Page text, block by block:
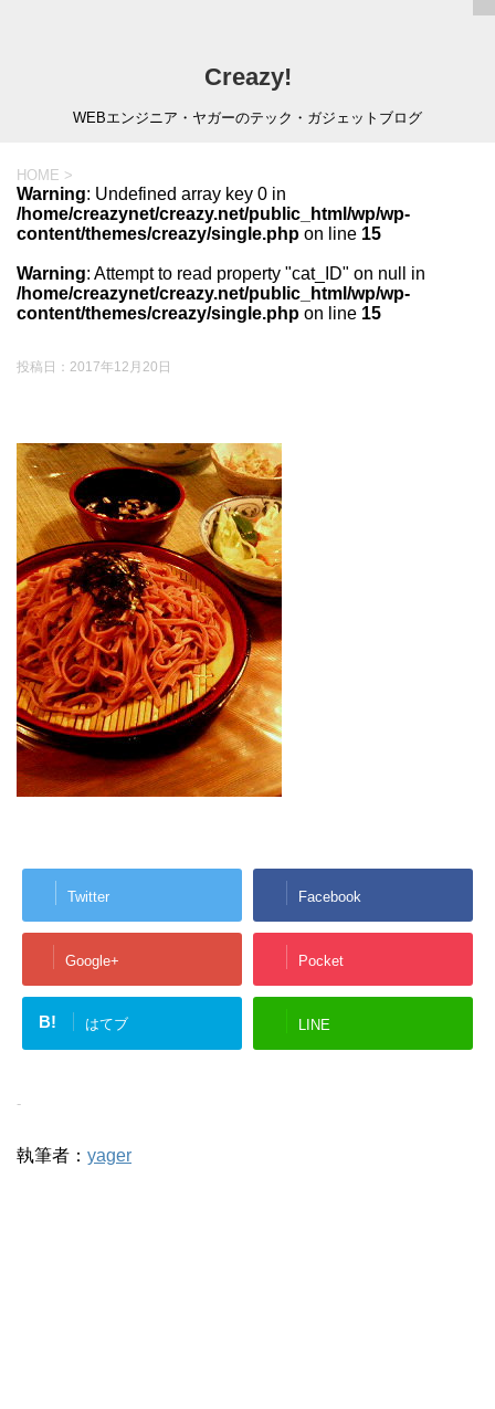
Creazy!
WEBエンジニア・ヤガーのテック・ガジェットブログ
HOME >
Warning: Undefined array key 0 in
/home/creazynet/creazy.net/public_html/wp/wp-
content/themes/creazy/single.php on line 15
Warning: Attempt to read property "cat_ID" on null in
/home/creazynet/creazy.net/public_html/wp/wp-
content/themes/creazy/single.php on line 15
投稿日： 2017年12月20日
Twitter Facebook
Google+ Pocket
B! はてブ LINE
-
執筆者： yager